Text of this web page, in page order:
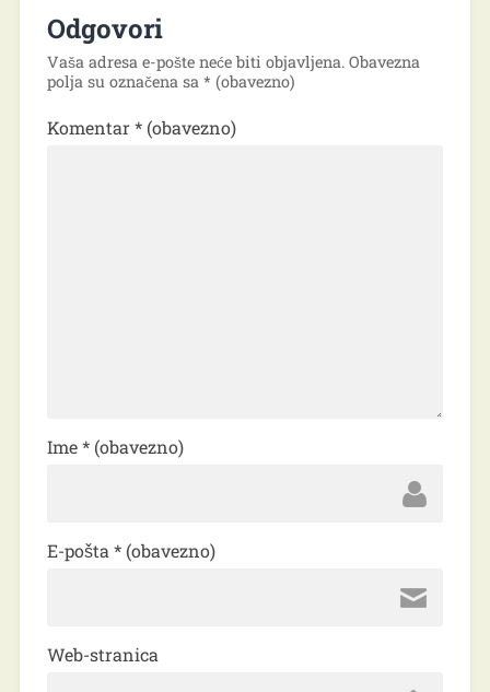
Odgovori
Vaša adresa e-pošte neće biti objavljena. Obavezna
polja su označena sa * (obavezno)
Komentar* (obavezno)
Ime* (obavezno)
E-pošta * (obavezno)
Web-stranica